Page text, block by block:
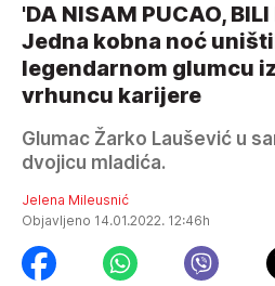
'DA NISAM PUCAO,
Jedna kobna noć
legendarnom glumcu
vrhuncu karijere
Glumac Žarko Laušević u
dvojicu mladića.
Jelena Mileusnić
Objavljeno 14.01.2022. 12:46h